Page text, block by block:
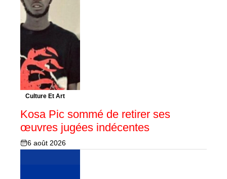
Culture Et Art
Kosa Pic sommé de retirer ses
œuvres jugées indécentes
6 août 2026